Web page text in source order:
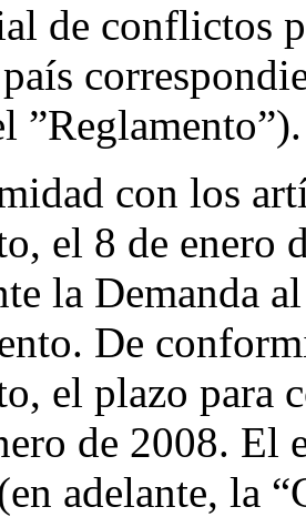
de conflictos
”Reglamento”).
con los
el 8 de
la Demanda
De
el plazo para
de 2008. El
adelante, la